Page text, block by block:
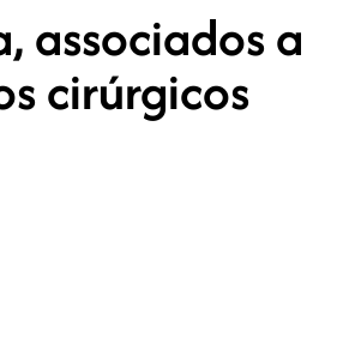
associados a
cirúrgicos